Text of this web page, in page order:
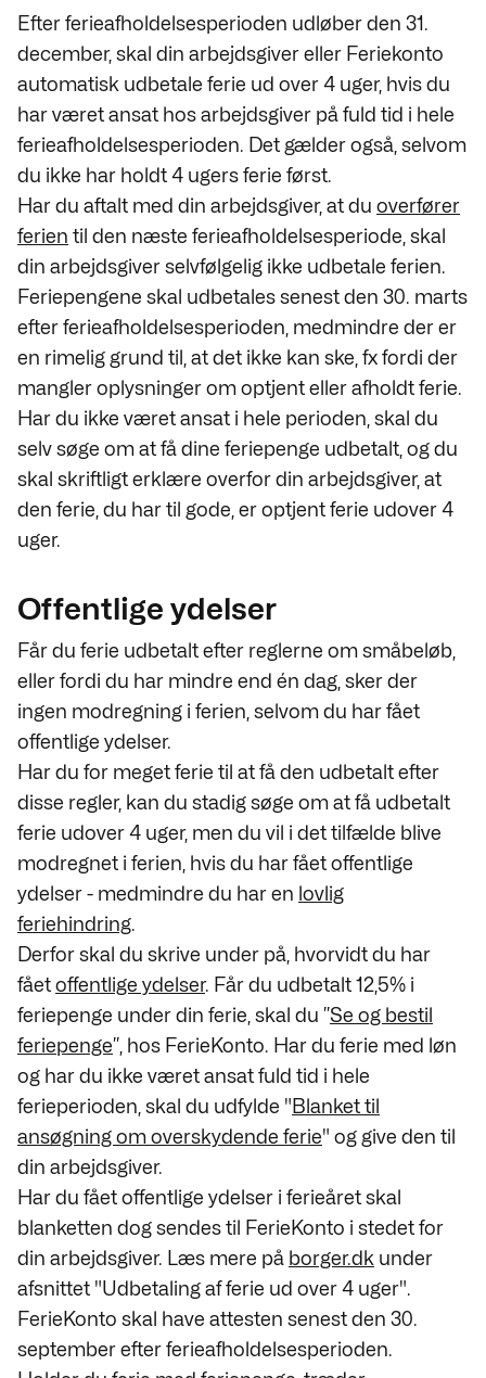
Efter ferieafholdelsesperioden udløber den 31.
december, skal din arbejdsgiver eller Feriekonto
automatisk udbetale ferie ud over 4 uger, hvis du
har været ansat hos arbejdsgiver på fuld tid i hele
ferieafholdelsesperioden. Det gælder også, selvom
du ikke har holdt 4 ugers ferie først.
Har du aftalt med din arbejdsgiver, at du overfører
ferien til den næste ferieafholdelsesperiode, skal
din arbejdsgiver selvfølgelig ikke udbetale ferien.
Feriepengene skal udbetales senest den 30. marts
efter ferieafholdelsesperioden, medmindre der er
en rimelig grund til, at det ikke kan ske, fx fordi der
mangler oplysninger om optjent eller afholdt ferie.
Har du ikke været ansat i hele perioden, skal du
selv søge om at få dine feriepenge udbetalt, og du
skal skriftligt erklære overfor din arbejdsgiver, at
den ferie, du har til gode, er optjent ferie udover 4
uger.
Offentlige ydelser
Får du ferie udbetalt efter reglerne om småbeløb,
eller fordi du har mindre end én dag, sker der
ingen modregning i ferien, selvom du har fået
offentlige ydelser.
Har du for meget ferie til at få den udbetalt efter
disse regler, kan du stadig søge om at få udbetalt
ferie udover 4 uger, men du vil i det tilfælde blive
modregnet i ferien, hvis du har fået offentlige
ydelser - medmindre du har en lovlig
feriehindring.
Derfor skal du skrive under på, hvorvidt du har
fåetoffentlige ydelser. Får du udbetalt 12,5% i
feriepenge under din ferie, skal du ”Se og bestil
feriepenge”, hos FerieKonto. Har du ferie med løn
og har du ikke været ansat fuld tid i hele
ferieperioden, skal du udfylde "Blanket til
ansøgning om overskydende ferie" og give den til
din arbejdsgiver.
Har du fået offentlige ydelser i ferieåret skal
blanketten dog sendes til FerieKonto i stedet for
din arbejdsgiver. Læs mere på borger.dk under
afsnittet "Udbetaling af ferie ud over 4 uger".
FerieKonto skal have attesten senest den 30.
september efter ferieafholdelsesperioden.